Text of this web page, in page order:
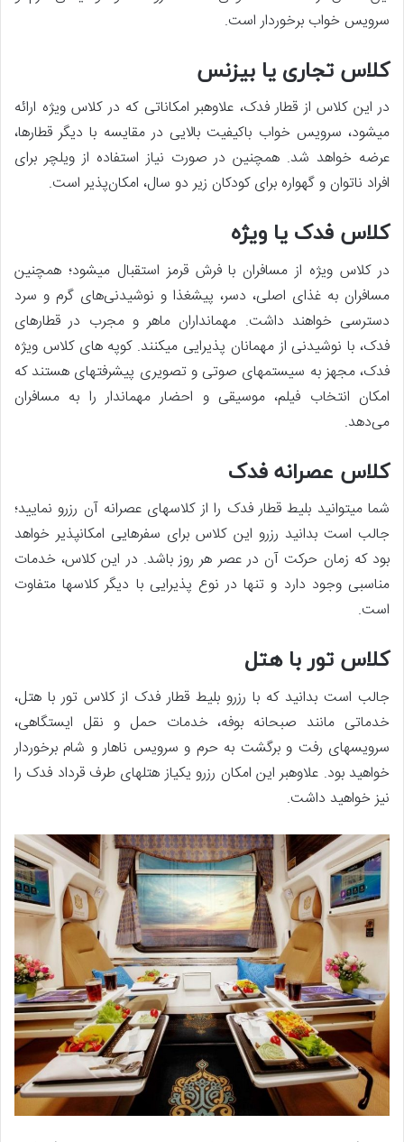
سرویس خواب برخوردار است.
کلاس تجاری یا بیزنس
در این کلاس از قطار فدک، علاوه‏بر امکاناتی که در کلاس ویژه ارائه
می‏شود، سرویس خواب باکیفیت بالایی در مقایسه با دیگر قطارها،
عرضه خواهد شد. همچنین در صورت نیاز استفاده از ویلچر برای
افراد ناتوان و گهواره برای کودکان زیر دو سال، امکان‌پذیر است.
کلاس فدک یا ویژه
در کلاس ویژه از مسافران با فرش قرمز استقبال می‏شود؛ همچنین
مسافران به غذای اصلی، دسر، پیش‎غذا و نوشیدنی‌های گرم و سرد
دسترسی خواهند داشت. مهمان‎داران ماهر و مجرب در قطارهای
فدک، با نوشیدنی از مهمانان پذیرایی می‏کنند. کوپه های کلاس ویژه
فدک، مجهز به سیستم‎های صوتی ‎و تصویری پیشرفته‎ای هستند که
امکان انتخاب فیلم، موسیقی و احضار مهمان‏دار را به مسافران
می‌دهد.
کلاس عصرانه فدک
شما می‏توانید بلیط قطار فدک را از کلاس‏های عصرانه آن رزرو نمایید؛
جالب است بدانید رزرو این کلاس برای سفرهایی امکان‎پذیر خواهد
بود که زمان حرکت آن در عصر هر روز باشد. در این کلاس، خدمات
مناسبی وجود دارد و تنها در نوع پذیرایی با دیگر کلاس‎ها متفاوت
است.
کلاس تور با هتل
جالب است بدانید که با رزرو بلیط قطار فدک از کلاس تور با هتل،
خدماتی مانند صبحانه بوفه، خدمات حمل ‏و نقل ایستگاهی،
سرویس‎های رفت ‏و برگشت به حرم و سرویس ناهار و شام برخوردار
خواهید بود. علاوه‏بر این امکان رزرو یکی‎از هتل‎های طرف قرداد فدک را
نیز خواهید داشت.